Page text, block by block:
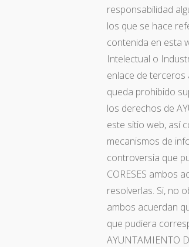
responsabilidad
los que se hace
contenida en esta
Intelectual o
enlace de terceros
queda prohibido
los derechos de
este sitio web, así
mecanismos de
controversia que
CORESES ambos
resolverlas. Si, no
ambos acuerdan
que pudiera
AYUNTAMIENTO